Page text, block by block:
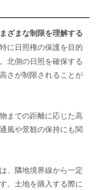
ざまな制限を理解する
に日照権の保護を目的
北側の日照を確保する
さが制限されることが
までの距離に応じた高
風や景観の保持にも関
、隣地境界線から一定
。土地を購入する際に